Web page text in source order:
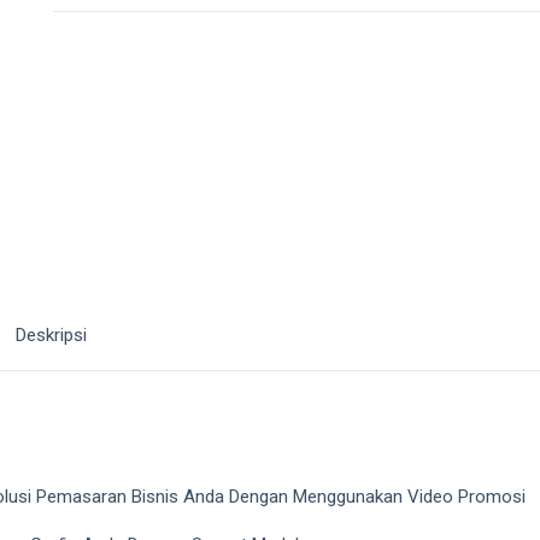
Deskripsi
Pemasaran Bisnis Anda Dengan Menggunakan Video Promosi